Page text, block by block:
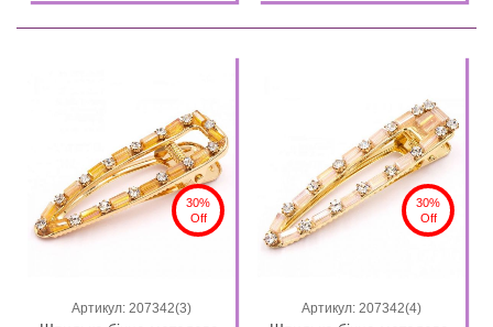
30%
Off
Артикул: 207342(3)
30%
Off
Артикул: 207342(4)